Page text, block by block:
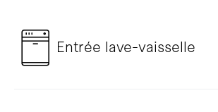
Entrée lave-vaisselle